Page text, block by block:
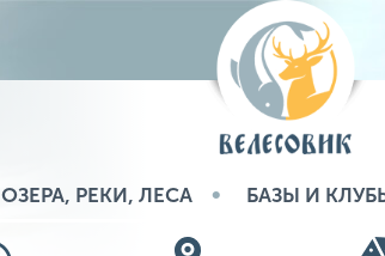
ОЗЕРА, РЕКИ, ЛЕСА БАЗЫ И